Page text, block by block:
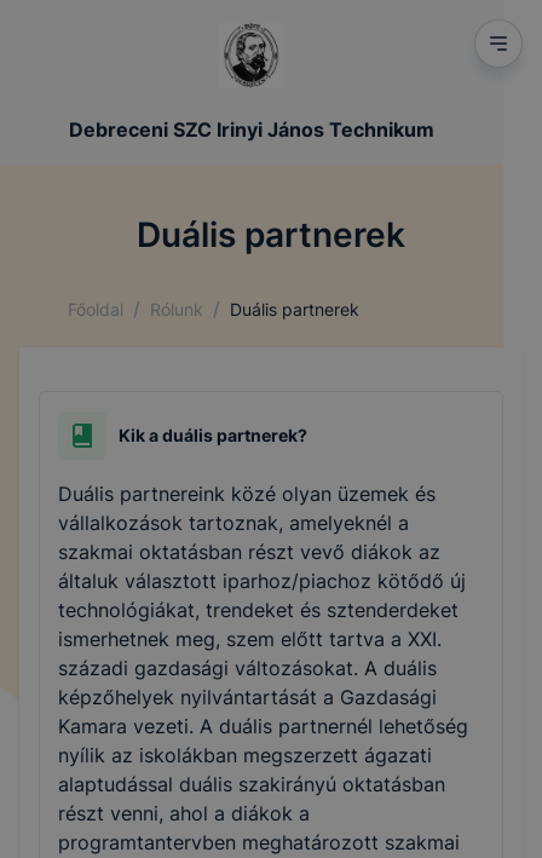
Debreceni SZC Irinyi János Technikum
Duális partnerek
Főoldal / Rólunk / Duális partnerek
Kik a duális partnerek?
Duális partnereink közé olyan üzemek és
vállalkozások tartoznak, amelyeknél a
szakmai oktatásban részt vevő diákok az
általuk választott iparhoz/piachoz kötődő új
technológiákat, trendeket és sztenderdeket
ismerhetnek meg, szem előtt tartva a XXI.
századi gazdasági változásokat. A duális
képzőhelyek nyilvántartását a Gazdasági
Kamara vezeti. A duális partnernél lehetőség
nyílik az iskolákban megszerzett ágazati
alaptudással duális szakirányú oktatásban
részt venni, ahol a diákok a
programtantervben meghatározott szakmai